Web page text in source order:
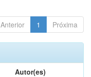
Anterior 1 Próxima
Autor(es)